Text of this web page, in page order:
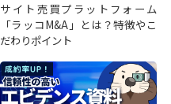
サイト売買プラットフォーム
「ラッコM&A」とは？特徴やこ
だわりポイント